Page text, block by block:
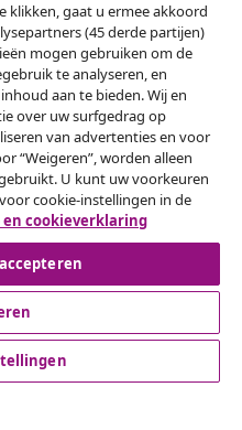
klikken, gaat u ermee akkoord
(45 derde partijen)
mogen gebruiken om de
te analyseren, en
aan te bieden. Wij en
over uw surfgedrag op
van advertenties en voor
“Weigeren”, worden alleen
U kunt uw voorkeuren
cookie-instellingen in de
en cookieverklaring